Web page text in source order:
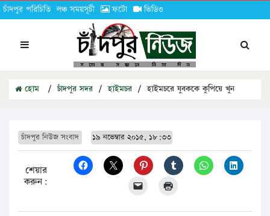
চাঁদপুর পরিচিতি লঞ্চ সময়সূচী ফটো ভিডিও
হোম / চাঁদপুর সদর / হাইমচর / হাইমচরে যুবককে কুপিয়ে খুন
চাঁদপুর নিউজ সংবাদ ১৯ নভেম্বার ২০১৫, ১৮:৩৩
শেয়ার
করুন: